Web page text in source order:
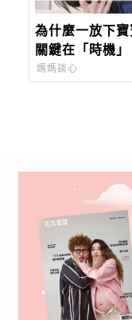
為什麼一放下
關鍵在「時機
撫寶寶最有效率
媽媽談心